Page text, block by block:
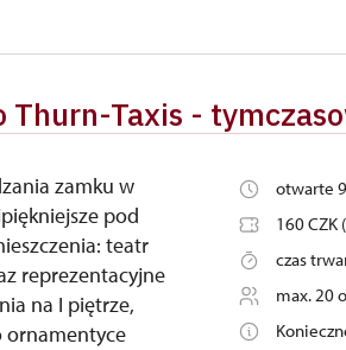
Thurn-Taxis -
zamku w
pod
teatr
reprezentacyjne
na I piętrze,
ornamentyce
otwarte
160 CZK
czas
max. 20